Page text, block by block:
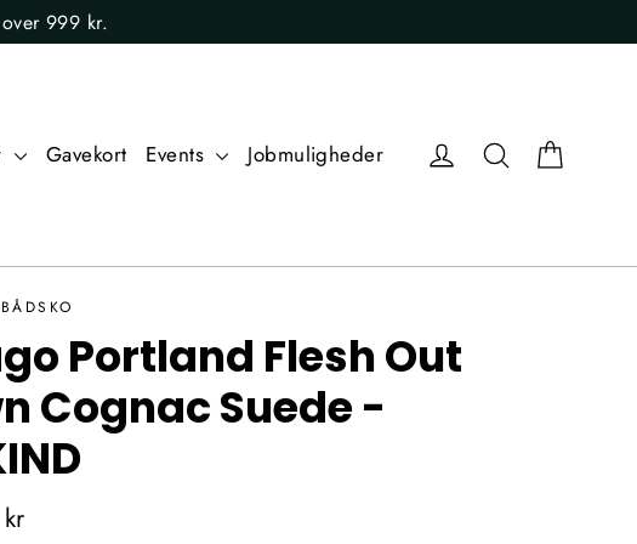
999 kr.
Gavekort Events Jobmuligheder Log ind Søg
Portland Flesh Out
Cognac Suede -